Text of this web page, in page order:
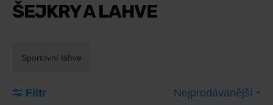
ŠEJKRY A LAHVE
Sportovní láhve
Filtr Nejprodávanější